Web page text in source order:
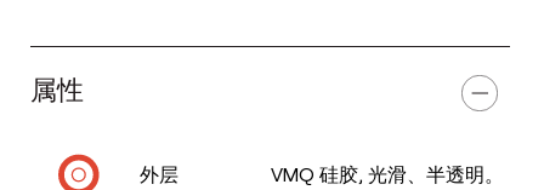
属性
外层 VMQ 硅胶, 光滑、半透明。